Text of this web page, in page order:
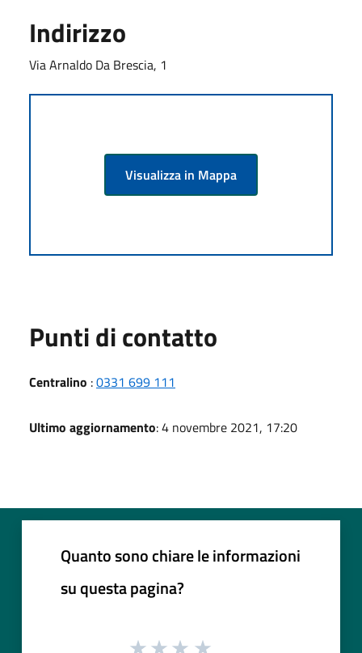
Indirizzo
Via Arnaldo Da Brescia, 1
Visualizza in Mappa
Punti di contatto
Centralino :0331 699 111
Ultimo aggiornamento: 4 novembre 2021, 17:20
Quanto sono chiare le informazioni
su questa pagina?